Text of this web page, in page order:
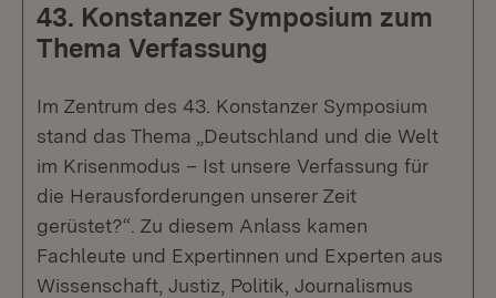
43. Konstanzer Symposium zum
Thema Verfassung
Im Zentrum des 43. Konstanzer Symposium
stand das Thema „Deutschland und die Welt
im Krisenmodus – Ist unsere Verfassung für
die Herausforderungen unserer Zeit
gerüstet?“. Zu diesem Anlass kamen
Fachleute und Expertinnen und Experten aus
Wissenschaft, Justiz, Politik, Journalismus